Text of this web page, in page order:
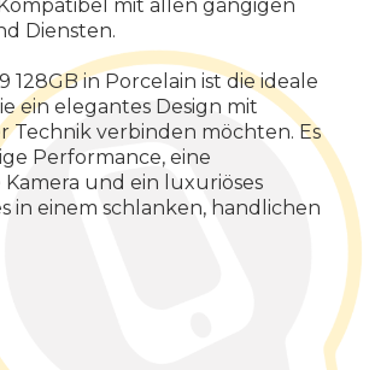
ompatibe mit a en gängigen
d Diensten.
9 128GB in Porce ain ist die idea e
ie ein e egantes Design mit
r Techni k verbinden möchten. Es
ige Performance, eine
Kamera und ein uxuriöses
s in einem sch an ken, hand ichen